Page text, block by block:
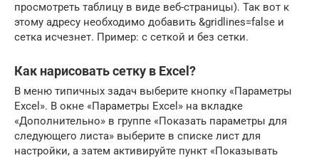
просмотреть таблицу в виде веб-страницы). Так вот к
этому адресу необходимо добавить &gridlines=false и
сетка исчезнет. Пример: с сеткой и без сетки.
Как нарисовать сетку в Excel?
В меню типичных задач выберите кнопку «Параметры
Excel». В окне «Параметры Excel» на вкладке
«Дополнительно» в группе «Показать параметры для
следующего листа» выберите в списке лист для
настройки, а затем активируйте пункт «Показывать